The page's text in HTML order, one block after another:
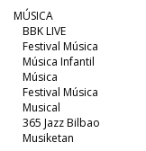
MÚSICA
BBK LIVE
Festival Música
Música Infantil
Música
Festival Música
Musical
365 Jazz Bilbao
Musiketan